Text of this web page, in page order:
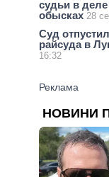
судьи в
обысках 28
Суд
райсуда в
16:32